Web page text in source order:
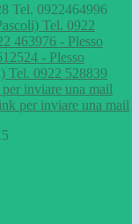
Tel. 0922464996
Tel. 0922
463976 - Plesso
- Plesso
Tel. 0922 528839
inviare una mail
per inviare una mail